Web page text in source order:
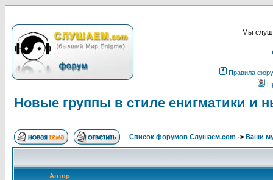
Мы
Правила
Новые группы в стиле енигматики и
Список форумов Слушаем.com -> Ваши
Автор